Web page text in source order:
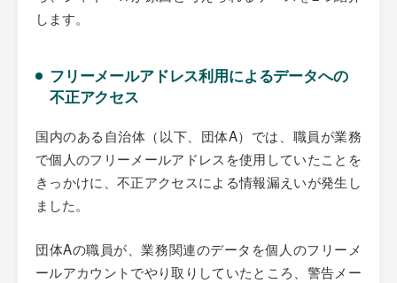
します。
フリーメールアドレス利用によるデータへの
不正アクセス
国内のある自治体（以下、団体A）では、職員が業務
で個人のフリーメールアドレスを使用していたことを
きっかけに、不正アクセスによる情報漏えいが発生し
ました。
団体Aの職員が、業務関連のデータを個人のフリーメ
ールアカウントでやり取りしていたところ、警告メー